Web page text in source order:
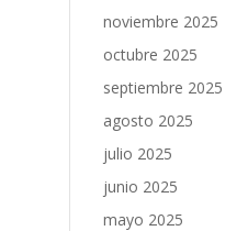
noviembre 2025
octubre 2025
septiembre 2025
agosto 2025
julio 2025
junio 2025
mayo 2025